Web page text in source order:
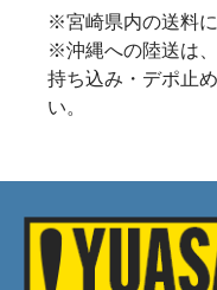
※宮崎県内の送料
※沖縄への陸送は
持ち込み・デポ止
い。